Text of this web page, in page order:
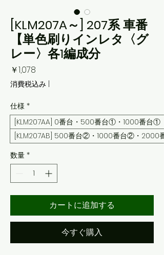
[KLM207A～] 207系 車番
【単色刷りインレタ〈グ
レー〉各1編成分
￥1,078
格
消費税込み
仕様 *
[KLM207AA] 0番台・500番台①・1000番台①
[KLM207AB] 500番台②・1000番台②・2000番
数量 *
カートに追加する
今すぐ購入